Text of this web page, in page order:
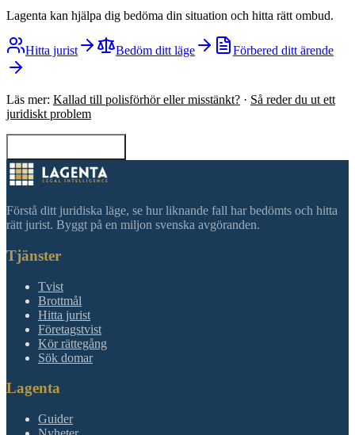
Lagenta kan hjälpa dig bedöma din situation och hitta rätt ombud.
Hitta jurist Bedöm ditt läge Förbered ditt ärende
Läs mer: Kallad till polisförhör eller misstänkt? · Så reder du ut ett
juridiskt problem
Förstå ditt juridiska läge, se hur liknande fall har bedömts och hitta
rätt jurist. Byggt på en miljon svenska avgöranden.
Tjänster
Tvist
Brottmål
Hitta jurist
Företagstvist
Kör rättegång
Sök domar
Lagenta
Guider